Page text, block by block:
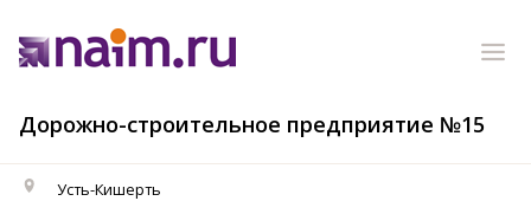
Дорожно-строительное предприятие №15
Усть-Кишерть